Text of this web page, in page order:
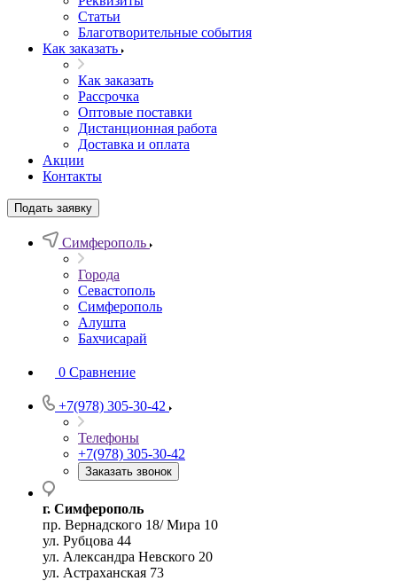
Статьи
Благотворительные события
Как заказать
Как заказать
Рассрочка
Оптовые поставки
Дистанционная работа
Доставка и оплата
Акции
Контакты
Подать заявку
Симферополь
Города
Севастополь
Симферополь
Алушта
Бахчисарай
0 Сравнение
+7(978) 305-30-42
Телефоны
+7(978) 305-30-42
Заказать звонок
г. Симферополь
пр. Вернадского 18/ Мира 10
ул. Рубцова 44
ул. Александра Невского 20
ул. Астраханская 73